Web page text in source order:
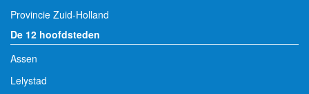
Provincie Zuid-Holland
De 12 hoofdsteden
Assen
Lelystad